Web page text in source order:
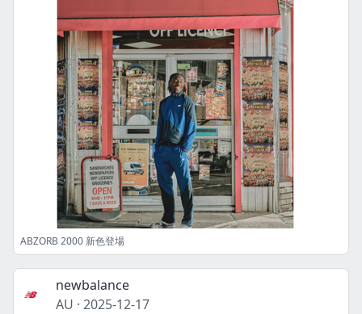
ABZORB 2000 新色登場
newbalance
AU · 2025-12-17